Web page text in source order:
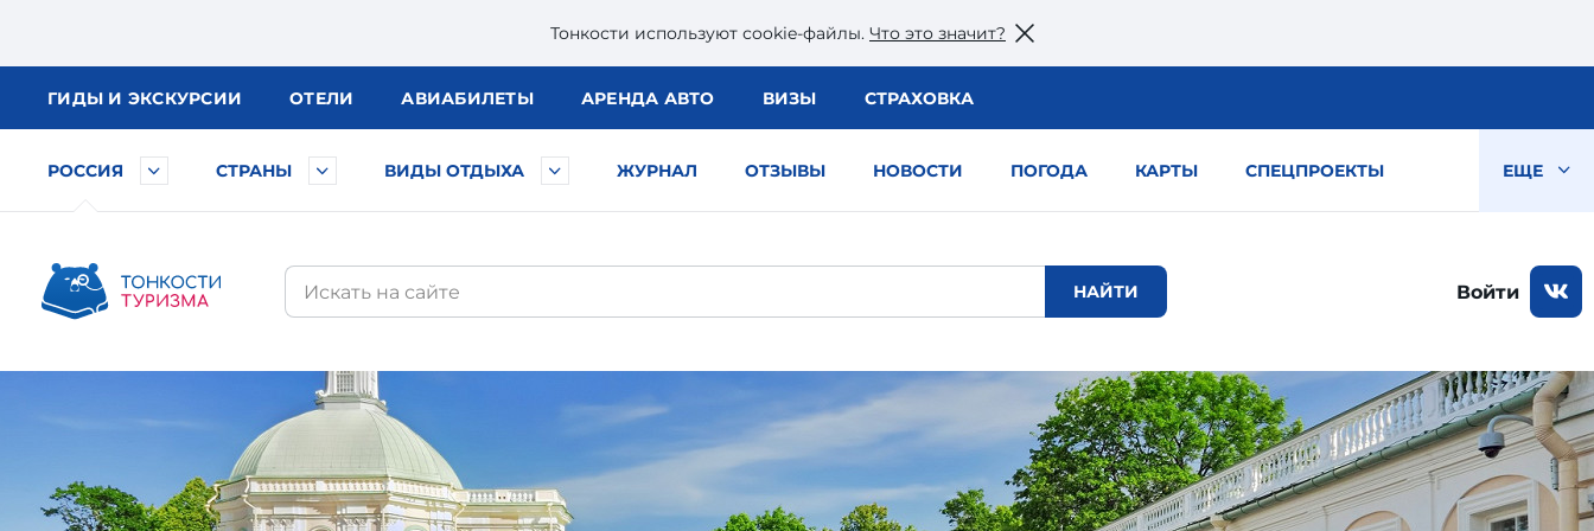
Тонкости используют сookie-файлы. Что это значит?
ГИДЫ И ЭКСКУРСИИ ОТЕЛИ АВИАБИЛЕТЫ АРЕНДА АВТО ВИЗЫ СТРАХОВКА
РОССИЯ СТРАНЫ ВИДЫ ОТДЫХА ЖУРНАЛ ОТЗЫВЫ НОВОСТИ ПОГОДА КАРТЫ СПЕЦПРОЕКТЫ ЕЩЕ
Войти